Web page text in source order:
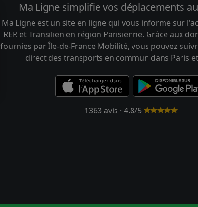
Ma Ligne simplifie vos déplacements
Ma Ligne est un site en ligne qui vous informe sur
RER et Transilien en région Parisienne. Grâce aux
fournies par Île-de-France Mobilité, vous pouvez
direct des transports en commun dans Paris
1363 avis · 4.8/5